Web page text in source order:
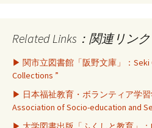
Related Links：関連リンク
▶ 関市立図書館「阪野文庫」：Seki
Collections ”
▶ 日本福祉教育・ボランティア学習
Association of Socio-education and